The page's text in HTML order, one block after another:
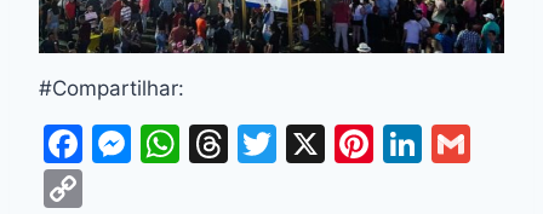
#Compartilhar:
F
M W T
T
X
Pi Li